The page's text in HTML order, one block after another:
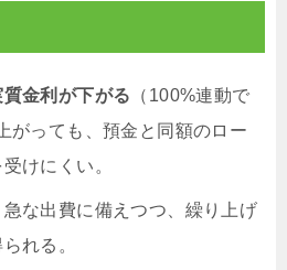
金利が下がる （100%連動で
がっても、預金と同額のロー
けにくい。
急な出費に備えつつ、繰り上げ
れる。